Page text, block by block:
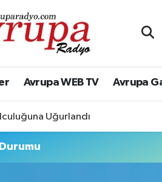
Avrupa WEB TV Avrupa
Uğurlandı